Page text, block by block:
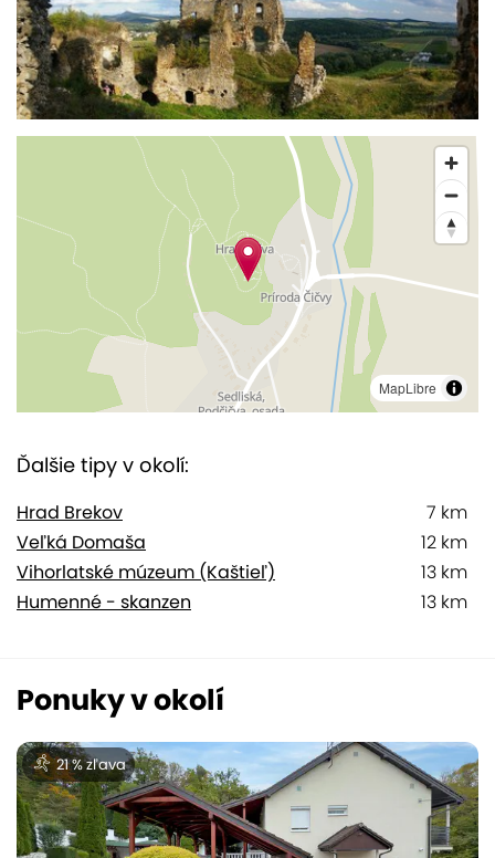
MapLibre
Ďalšie tipy v okolí:
7 km
Hrad Brekov
12 km
Veľká Domaša
13 km
Vihorlatské múzeum (Kaštieľ)
13 km
Humenné - skanzen
Ponuky v okolí
21 % zľava